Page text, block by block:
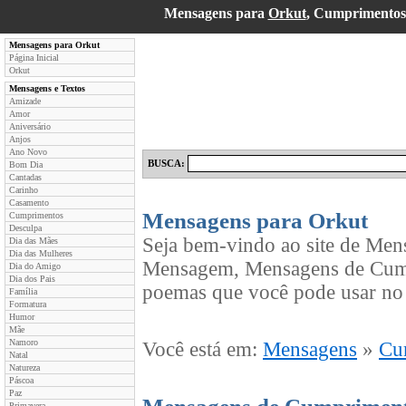
Mensagens para Orkut,
Mensagens para Orkut
Página Inicial
Orkut
Mensagens e Textos
Amizade
Amor
Aniversário
Anjos
Ano Novo
Bom Dia
Cantadas
Carinho
Casamento
Cumprimentos
Desculpa
Dia das Mães
Dia das Mulheres
Dia do Amigo
Dia dos Pais
Família
Formatura
Humor
Mãe
Namoro
Natal
Natureza
Páscoa
Paz
BUSCA:
Mensagens para Orkut
Seja bem-vindo ao site de
Mensagem, Mensagens de
poemas que você pode usar
Você está em: Mensagens »